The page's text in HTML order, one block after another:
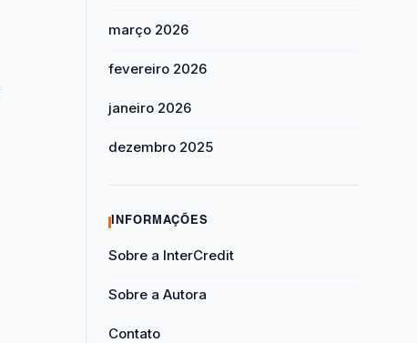
março 2026
fevereiro 2026
janeiro 2026
dezembro 2025
INFORMAÇÕES
Sobre a InterCredit
Sobre a Autora
Contato